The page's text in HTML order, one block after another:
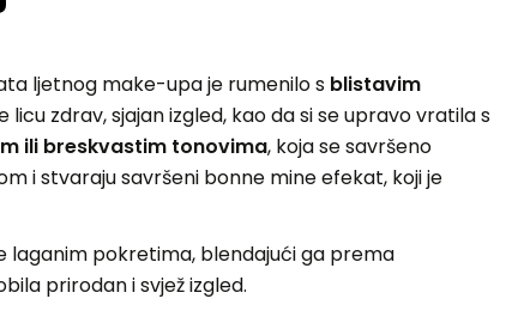
ljetnog make-upa je rumenilo s blistavim
licu zdrav, sjajan izgled, kao da si se upravo vratila s
ili breskvastim tonovima, koja se savršeno
i stvaraju savršeni bonne mineefekat, koji je
laganim pokretima, blendajući ga prema
prirodan i svjež izgled.